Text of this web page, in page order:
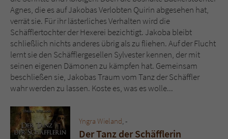
Agnes, die es auf Jakobas Verlobten Quirin abgesehen hat,
verrät sie. Für ihr lästerliches Verhalten wird die
Schäfflertochter der Hexerei bezichtigt. Jakoba bleibt
schließlich nichts anderes übrig als zu fliehen.Auf der Flucht
lernt sie den Schäfflergesellen Sylvester kennen, der mit
seinen eigenen Dämonen zu kämpfen hat. Gemeinsam
beschließen sie, Jakobas Traum vom Tanz der Schäffler
wahr werden zu lassen. Koste es, was es wolle...
Yngra Wieland, -
Der Tanz der Schäfflerin
Sicherheitscode des Kontaktformulars zu
überprüfen.